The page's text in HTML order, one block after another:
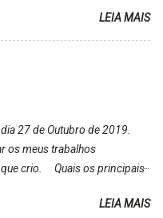
Sou do time foto
ou de algo que estou
não acompanharam a saga do
deixar aqui embaixo, o link
verem: ✨ Alfaparf | Alta
Colors Pink
2020/02/keraton-hard-
✨ Alpha Line | Máscara
LEIA MAIS
27 de Outubro de 2019.
os meus trabalhos
crio. Quais os principais
Minha família me apoia muito.
LEIA MAIS